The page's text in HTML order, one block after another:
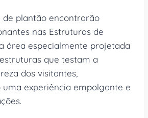
de plantão encontrarão
nas Estruturas de
área especialmente projetada
que testam a
dos visitantes,
experiência empolgante e